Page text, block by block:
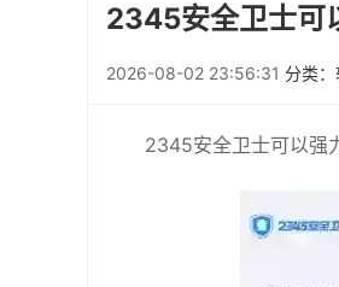
2345安全卫士可
2026-08-02 23:56:31 分类
2345安全卫士可以强